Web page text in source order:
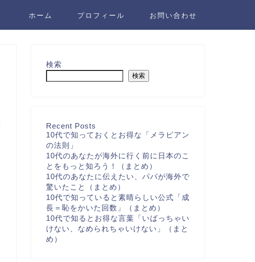
ホーム プロフィール お問い合わせ
検索
検索
Recent Posts
10代で知っておくとお得な「メラビアン
の法則」
10代のあなたが海外に行く前に日本のこ
とをもっと知ろう！（まとめ）
10代のあなたに伝えたい、パパが海外で
驚いたこと（まとめ）
10代で知っていると素晴らしい公式「成
長＝恥をかいた回数」（まとめ）
10代で知るとお得な言葉「いばっちゃい
けない、なめられちゃいけない」（まと
め）